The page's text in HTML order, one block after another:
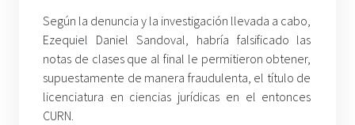
Según la denuncia y la investigación llevada a cabo,
Ezequiel Daniel Sandoval, habría falsificado las
notas de clases que al final le permitieron obtener,
supuestamente de manera fraudulenta, el título de
licenciatura en ciencias jurídicas en el entonces
CURN.